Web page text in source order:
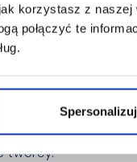
korzystasz z
połączyć te
Spersonalizuj
a sam
Ze względu na
mniejsza
którzy
twórcy.